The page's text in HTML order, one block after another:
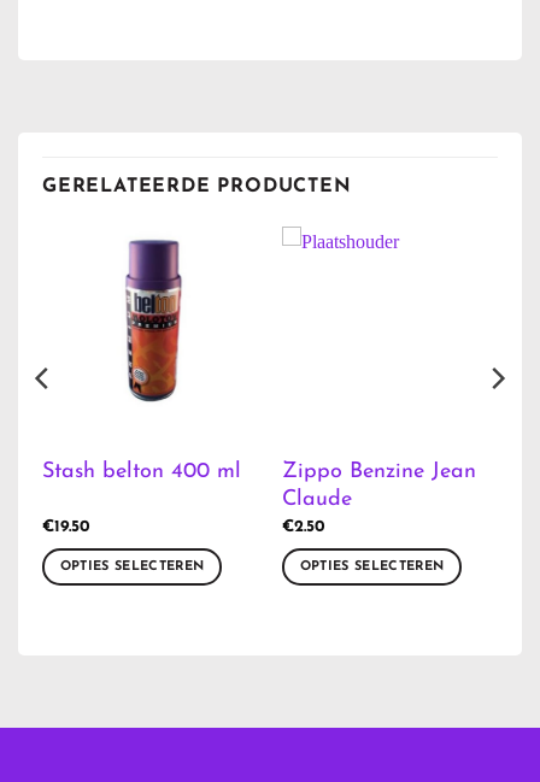
GERELATEERDE PRODUCTEN
Stash belton 400 ml
€19.50
OPTIES SELECTEREN
Zippo Benzine Jean
Claude
€2.50
OPTIES SELECTEREN